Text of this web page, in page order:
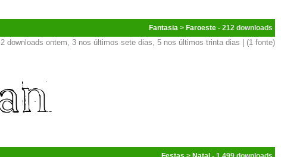
Fantasia > Faroeste - 212
2 downloads ontem, 3 nos últimos sete dias, 5 nos últimos trinta dias | (1 fonte)